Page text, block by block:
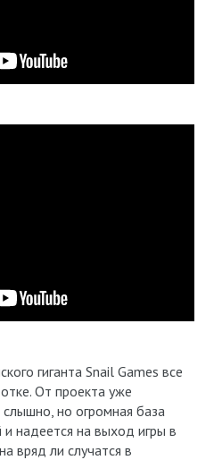
гиганта Snail Games все
От проекта уже
слышно, но огромная база
надеется на выход игры в
вряд ли случатся в